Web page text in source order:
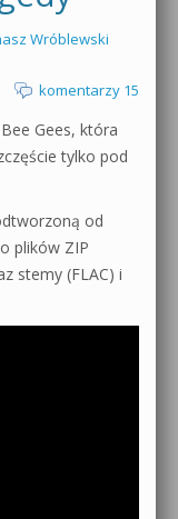
Wróblewski
komentarzy 15
Gees, która
tylko pod
od
plików ZIP
stemy (FLAC) i